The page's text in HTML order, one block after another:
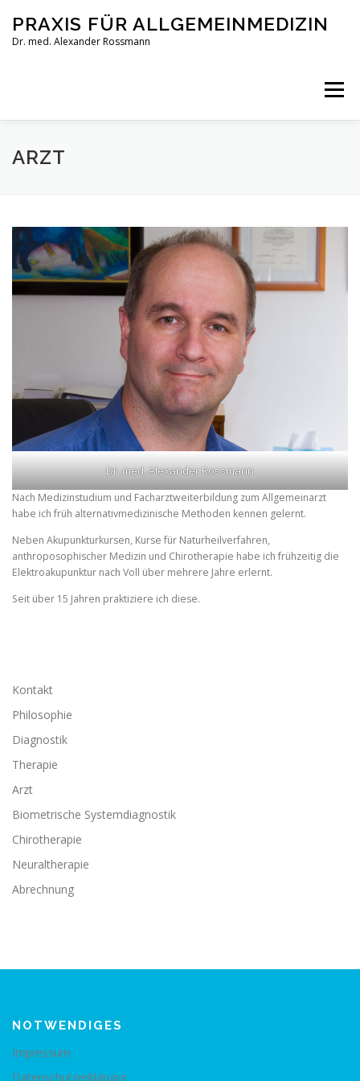
Inhalt
springen
PRAXIS FÜR ALLGEMEINMEDIZIN
Dr. med. Alexander Rossmann
Menü
PRAXIS
ARZT
Dr. med. Alexander Rossmann
Nach Medizinstudium und Facharztweiterbildung zum Allgemeinarzt
habe ich früh alternativmedizinische Methoden kennen gelernt.
Neben Akupunkturkursen, Kurse für Naturheilverfahren,
anthroposophischer Medizin und Chirotherapie habe ich frühzeitig die
Elektroakupunktur nach Voll über mehrere Jahre erlernt.
Seit über 15 Jahren praktiziere ich diese.
Kontakt
Philosophie
Diagnostik
Therapie
Arzt
Biometrische Systemdiagnostik
Chirotherapie
Neuraltherapie
Abrechnung
NOTWENDIGES
Impressum
Datenschutzerklärung